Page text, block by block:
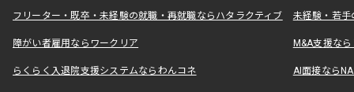
フリーター・既卒・未経験の就職・再就職ならハタラクティブ 未経験・若手
障がい者雇用ならワークリア M&A支援な
らくらく入退院支援システムならわんコネ AI面接なら